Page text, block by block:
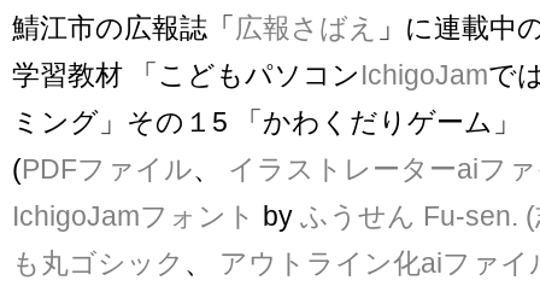
鯖江市の広報誌「広報さばえ
」に連載中
学習教材 「こどもパソコンIchigoJamで
ミング」その１5 「かわくだりゲーム」
(PDFファイル、 イラストレーターaiフ
IchigoJamフォント by ふうせん Fu-sen.
も丸ゴシック 、 アウトライン化aiファイ